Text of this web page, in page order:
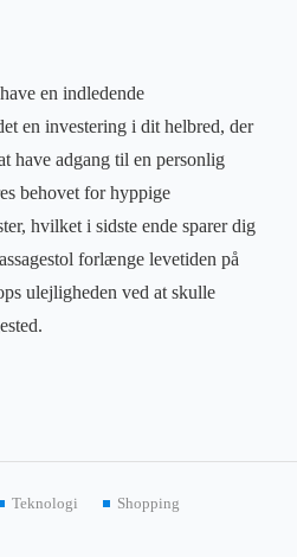
en indledende
en investering i dit helbred, der
have adgang til en personlig
behovet for hyppige
hvilket i sidste ende sparer dig
forlænge levetiden på
ulejligheden ved at skulle
Teknologi
Shopping